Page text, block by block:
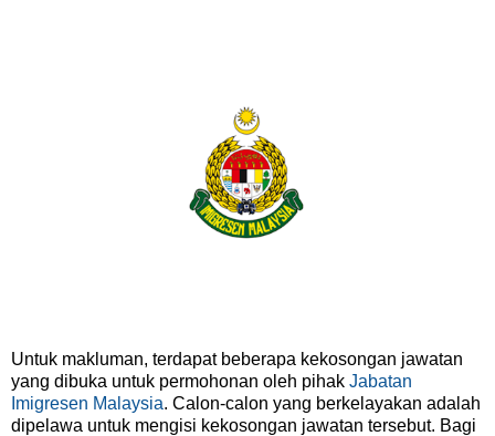
Untuk makluman, terdapat beberapa kekosongan jawatan
yang dibuka untuk permohonan oleh pihak Jabatan
Imigresen Malaysia. Calon-calon yang berkelayakan adalah
dipelawa untuk mengisi kekosongan jawatan tersebut. Bagi